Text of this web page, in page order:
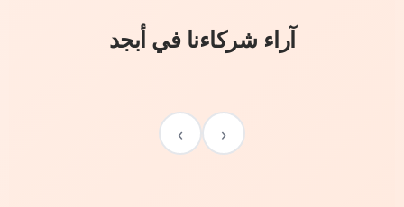
آراء شركاءنا في أبجد
‹
›